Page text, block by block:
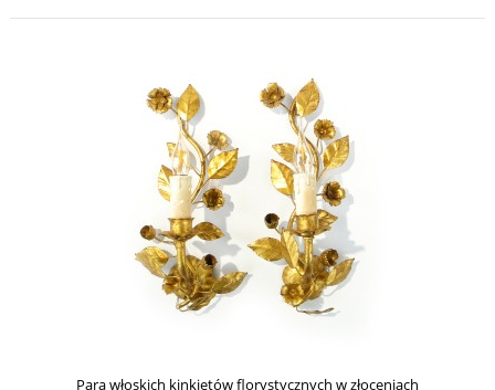
Para włoskich kinkietów florystycznych w złoceniach